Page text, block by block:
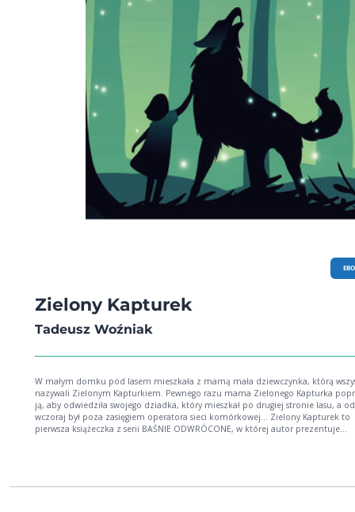
Zielony Kapturek
Tadeusz Woźniak
W małym domku pod lasem mieszkała z mamą mała dziewczynka, którą
nazywali Zielonym Kapturkiem. Pewnego razu mama Zielonego Kapturka
ją, aby odwiedziła swojego dziadka, który mieszkał po drugiej stronie lasu, a od
wczoraj był poza zasięgiem operatora sieci komórkowej… Zielony Kapturek to
pierwsza książeczka z serii BAŚNIE ODWRÓCONE, w której autor prezentuje